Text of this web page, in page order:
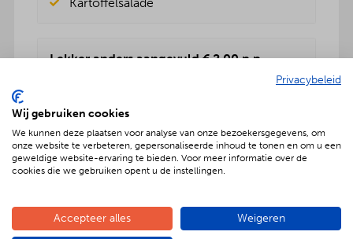
Lekker anders aangevuld € 2,00 p.p.
BBQenzo salade
Pasta salade
Kartoffelsalade
Rauwkost salade
Privacybeleid
Wij gebruiken cookies
We kunnen deze plaatsen voor analyse van onze bezoekersgegevens, om
onze website te verbeteren, gepersonaliseerde inhoud te tonen en om u een
geweldige website-ervaring te bieden. Voor meer informatie over de
cookies die we gebruiken opent u de instellingen.
Accepteer alles Weigeren